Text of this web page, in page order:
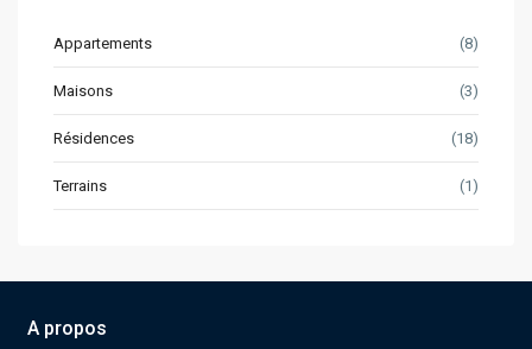
Appartements (8)
Maisons (3)
Résidences (18)
Terrains (1)
A propos